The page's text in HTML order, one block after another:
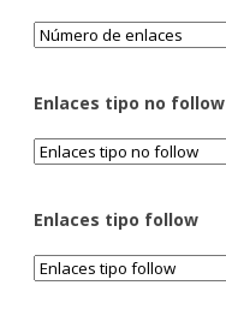
Enlaces tipo no follow
Enlaces tipo follow